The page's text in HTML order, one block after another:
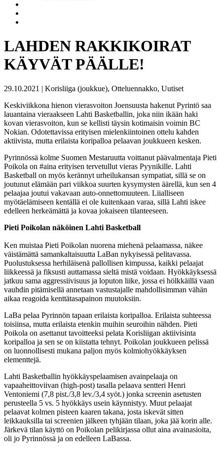
LAHDEN RAKKIKOIRAT
KÄYVÄT PÄÄLLE!
29.10.2021 | Korisliiga (joukkue), Otteluennakko, Uutiset
Keskiviikkona hienon vierasvoiton Joensuusta hakenut Pyrintö saa
lauantaina vieraakseen Lahti Basketballin, joka niin ikään haki
kovan vierasvoiton, kun se kellisti täysin kotimaisin voimin BC
Nokian. Odotettavissa erityisen mielenkiintoinen ottelu kahden
aktiivista, mutta erilaista koripalloa pelaavan joukkueen kesken.
Pyrinnössä kolme Suomen Mestaruutta voittanut päävalmentaja Pieti
Poikola on #aina erityisen tervetullut vieras Pyynikille. Lahti
Basketball on myös kerännyt urheilukansan sympatiat, sillä se on
joutunut elämään pari viikkoa suurten kysymysten äärellä, kun sen 4
pelaajaa joutui vakavaan auto-onnettomuuteen. Liialliseen
myötäelämiseen kentällä ei ole kuitenkaan varaa, sillä Lahti iskee
edelleen herkeämättä ja kovaa jokaiseen tilanteeseen.
Pieti Poikolan näköinen Lahti Basketball
Ken muistaa Pieti Poikolan nuorena miehenä pelaamassa, näkee
väistämättä samankaltaisuutta LaBan nykyisessä pelitavassa.
Puolustuksessa herhiläisenä pallollisen kimpussa, kaikki pelaajat
liikkeessä ja fiksusti auttamassa sieltä mistä voidaan. Hyökkäyksessä
jatkuu sama aggressiivisuus ja loputon liike, jossa ei hölkkäillä vaan
vauhdin pitämisellä annetaan vastustajalle mahdollisimman vähän
aikaa reagoida kenttätasapainon muutoksiin.
LaBa pelaa Pyrinnön tapaan erilaista koripalloa. Erilaista suhteessa
toisiinsa, mutta erilaista etenkin muihin seuroihin nähden. Pieti
Poikola on asettanut tavoitteeksi pelata Korisliigan aktiivisinta
koripalloa ja sen se on kiistatta tehnyt. Poikolan joukkueen pelissä
on luonnollisesti mukana paljon myös kolmiohyökkäyksen
elementtejä.
Lahti Basketballin hyökkäyspelaamisen avainpelaaja on
vapaaheittoviivan (high-post) tasalla pelaava sentteri Henri
Ventoniemi (7,8 pist./3,8 lev./3,4 syöt.) jonka screenin asetusten
perusteella 5 vs. 5 hyökkäys usein käynnistyy. Muut pelaajat
pelaavat kolmen pisteen kaaren takana, josta iskevät sitten
leikkauksilla tai screenien jälkeen tyhjään tilaan, joka jää korin alle.
Järkevä tilan käyttö on Poikolan pelikirjassa ollut aina avainasioita,
oli jo Pyrinnössä ja on edelleen LaBassa.